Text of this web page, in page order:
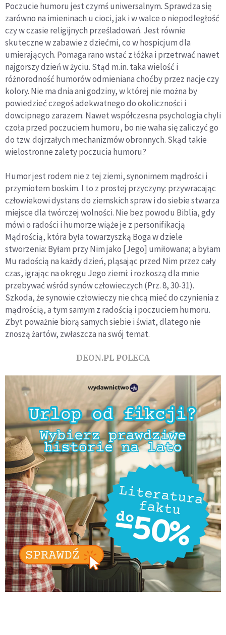
Poczucie humoru jest czymś uniwersalnym. Sprawdza się
zarówno na imieninach u cioci, jak i w walce o niepodległość
czy w czasie religijnych prześladowań. Jest równie
skuteczne w zabawie z dziećmi, co w hospicjum dla
umierających. Pomaga rano wstać z łóżka i przetrwać nawet
najgorszy dzień w życiu. Stąd m.in. taka wielość i
różnorodność humorów odmieniana choćby przez nacje czy
kolory. Nie ma dnia ani godziny, w której nie można by
powiedzieć czegoś adekwatnego do okoliczności i
dowcipnego zarazem. Nawet współczesna psychologia chyli
czoła przed poczuciem humoru, bo nie waha się zaliczyć go
do tzw. dojrzałych mechanizmów obronnych. Skąd takie
wielostronne zalety poczucia humoru?
Humor jest rodem nie z tej ziemi, synonimem mądrości i
przymiotem boskim. I to z prostej przyczyny: przywracając
człowiekowi dystans do ziemskich spraw i do siebie stwarza
miejsce dla twórczej wolności. Nie bez powodu Biblia, gdy
mówi o radości i humorze wiąże je z personifikacją
Mądrością, która była towarzyszką Boga w dziele
stworzenia: Byłam przy Nim jako [Jego] umiłowana; a byłam
Mu radością na każdy dzień, pląsając przed Nim przez cały
czas, igrając na okręgu Jego ziemi: i rozkoszą dla mnie
przebywać wśród synów człowieczych (Prz. 8, 30-31).
Szkoda, że synowie człowieczy nie chcą mieć do czynienia z
mądrością, a tym samym z radością i poczuciem humoru.
Zbyt poważnie biorą samych siebie i świat, dlatego nie
znoszą żartów, zwłaszcza na swój temat.
DEON.PL POLECA